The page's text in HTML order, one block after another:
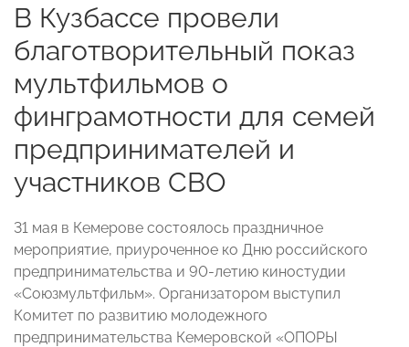
В Кузбассе провели
благотворительный показ
мультфильмов о
финграмотности для семей
предпринимателей и
участников СВО
31 мая в Кемерове состоялось праздничное
мероприятие, приуроченное ко Дню российского
предпринимательства и 90-летию киностудии
«Союзмультфильм». Организатором выступил
Комитет по развитию молодежного
предпринимательства Кемеровской «ОПОРЫ